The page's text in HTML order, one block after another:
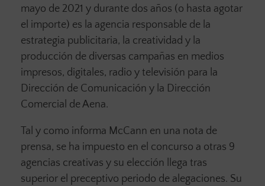
mayo de 2021 y durante dos años (o hasta agotar
el importe) es la agencia responsable de la
estrategia publicitaria, la creatividad y la
producción de diversas campañas en medios
impresos, digitales, radio y televisión para la
Dirección de Comunicación y la Dirección
Comercial de Aena.
Tal y como informa McCann en una nota de
prensa, se ha impuesto en el concurso a otras 9
agencias creativas y su elección llega tras
superior el preceptivo periodo de alegaciones. Su